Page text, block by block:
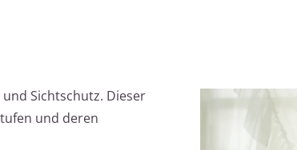
Sichtschutz. Dieser
und deren